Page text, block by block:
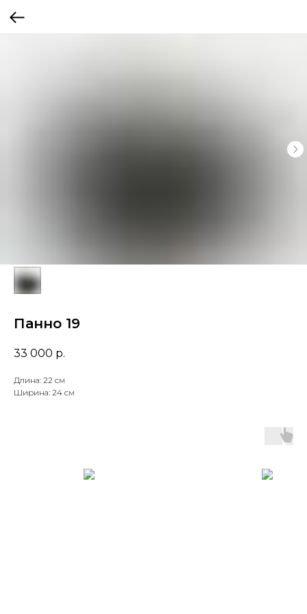
Панно 19
33 000 р.
Длина: 22 см
Ширина: 24 см